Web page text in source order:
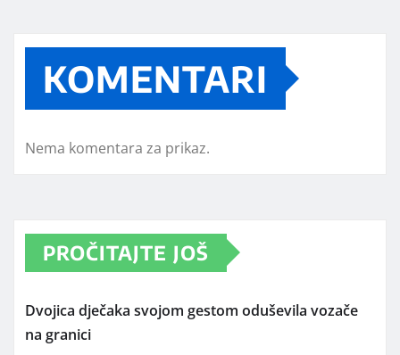
KOMENTARI
Nema komentara za prikaz.
PROČITAJTE JOŠ
Dvojica dječaka svojom gestom oduševila vozače
na granici